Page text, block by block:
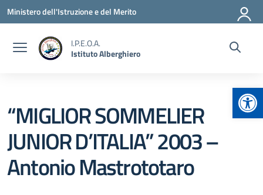
Vai ai contenuti
Vai al menu di navigazione
Vai al footer
Ministero dell'Istruzione e del Merito
I.P.E.O.A.
Istituto Alberghiero
“MIGLIOR SOMMELIER
JUNIOR D’ITALIA” 2003 –
Antonio Mastrototaro